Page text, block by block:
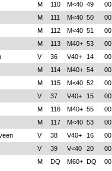
M 110 M<40 49
M 111 M<40 50
M 112 M<40 51
M 113 M40+ 53
V 36 V40+ 14
M 114 M40+ 54
M 115 M<40 52
V 37 V40+ 15
M 116 M40+ 55
M 117 M<40 53
V 38 V40+ 16
V 39 V<40 20
M DQ M60+ DQ